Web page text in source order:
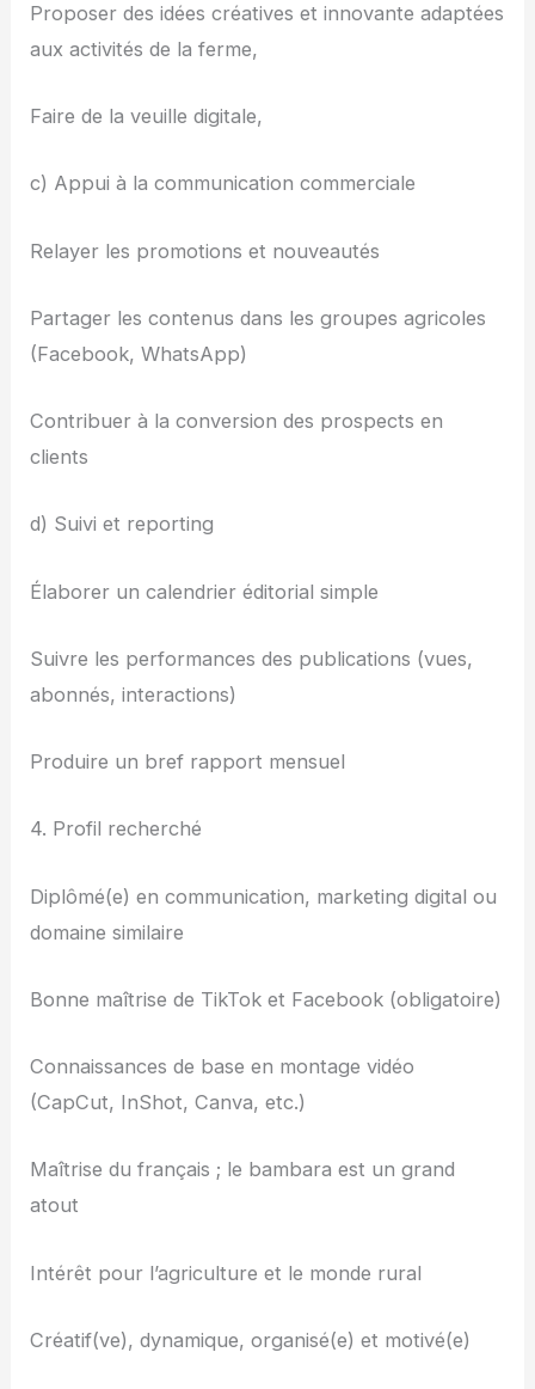
Proposer des idées créatives et innovante adaptées
aux activités de la ferme,
Faire de la veuille digitale,
c) Appui à la communication commerciale
Relayer les promotions et nouveautés
Partager les contenus dans les groupes agricoles
(Facebook, WhatsApp)
Contribuer à la conversion des prospects en
clients
d) Suivi et reporting
Élaborer un calendrier éditorial simple
Suivre les performances des publications (vues,
abonnés, interactions)
Produire un bref rapport mensuel
4. Profil recherché
Diplômé(e) en communication, marketing digital ou
domaine similaire
Bonne maîtrise de TikTok et Facebook (obligatoire)
Connaissances de base en montage vidéo
(CapCut, InShot, Canva, etc.)
Maîtrise du français ; le bambara est un grand
atout
Intérêt pour l’agriculture et le monde rural
Créatif(ve), dynamique, organisé(e) et motivé(e)